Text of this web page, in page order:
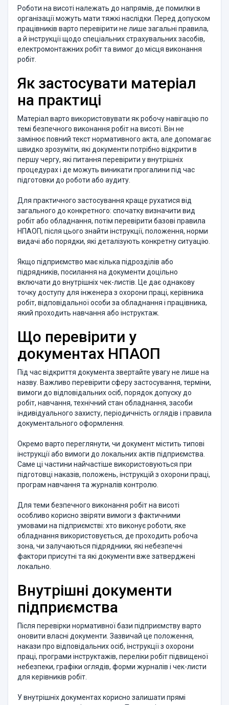
Роботи на висоті належать до напрямів, де помилки в
організації можуть мати тяжкі наслідки. Перед допуском
працівників варто перевірити не лише загальні правила,
а й інструкції щодо спеціальних страхувальних засобів,
електромонтажних робіт та вимог до місця виконання
робіт.
Як застосувати матеріал
на практиці
Матеріал варто використовувати як робочу навігацію по
темі безпечного виконання робіт на висоті. Він не
замінює повний текст нормативного акта, але допомагає
швидко зрозуміти, які документи потрібно відкрити в
першу чергу, які питання перевірити у внутрішніх
процедурах і де можуть виникати прогалини під час
підготовки до роботи або аудиту.
Для практичного застосування краще рухатися від
загального до конкретного: спочатку визначити вид
робіт або обладнання, потім перевірити базові правила
НПАОП, після цього знайти інструкції, положення, норми
видачі або порядки, які деталізують конкретну ситуацію.
Якщо підприємство має кілька підрозділів або
підрядників, посилання на документи доцільно
включати до внутрішніх чек-листів. Це дає однакову
точку доступу для інженера з охорони праці, керівника
робіт, відповідальної особи за обладнання і працівника,
який проходить навчання або інструктаж.
Що перевірити у
документах НПАОП
Під час відкриття документа звертайте увагу не лише на
назву. Важливо перевірити сферу застосування, терміни,
вимоги до відповідальних осіб, порядок допуску до
робіт, навчання, технічний стан обладнання, засоби
індивідуального захисту, періодичність оглядів і правила
документального оформлення.
Окремо варто переглянути, чи документ містить типові
інструкції або вимоги до локальних актів підприємства.
Саме ці частини найчастіше використовуються при
підготовці наказів, положень, інструкцій з охорони праці,
програм навчання та журналів контролю.
Для теми безпечного виконання робіт на висоті
особливо корисно звіряти вимоги з фактичними
умовами на підприємстві: хто виконує роботи, яке
обладнання використовується, де проходить робоча
зона, чи залучаються підрядники, які небезпечні
фактори присутні та які документи вже затверджені
локально.
Внутрішні документи
підприємства
Після перевірки нормативної бази підприємству варто
оновити власні документи. Зазвичай це положення,
накази про відповідальних осіб, інструкції з охорони
праці, програми інструктажів, переліки робіт підвищеної
небезпеки, графіки оглядів, форми журналів і чек-листи
для керівників робіт.
У внутрішніх документах корисно залишати прямі